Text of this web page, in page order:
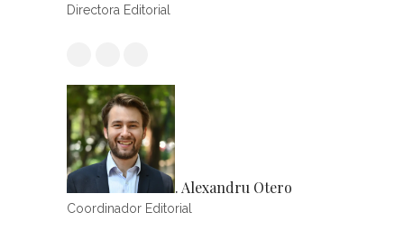
Directora Editorial
. Alexandru Otero
Coordinador Editorial